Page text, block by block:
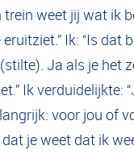
trein weet jij wat ik
Ik: “Is dat
(stilte). Ja als je het
Ik verduidelijkte:
voor jou of
je weet dat ik